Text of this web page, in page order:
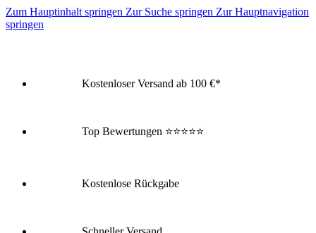
Zum Hauptinhalt springen Zur Suche springen Zur Hauptnavigation
springen
Kostenloser Versand ab 100 €*
Top Bewertungen ⭐⭐⭐⭐⭐
Kostenlose Rückgabe